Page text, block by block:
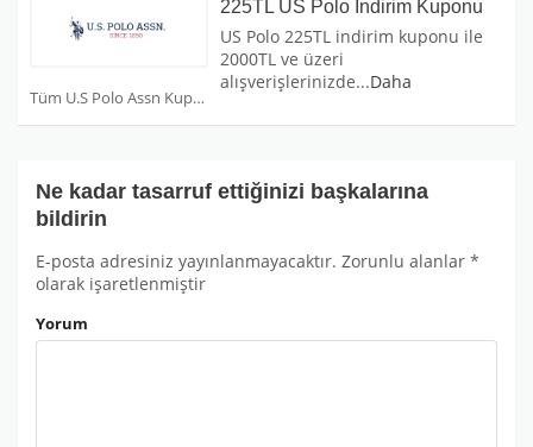
Tüm U.S Polo Assn Kuponları
225TL US Polo İndirim Kuponu
US Polo 225TL indirim kuponu ile
2000TL ve üzeri
alışverişlerinizde...Daha
Ne kadar tasarruf ettiğinizi başkalarına
bildirin
E-posta adresiniz yayınlanmayacaktır. Zorunlu alanlar *
olarak işaretlenmiştir
Yorum